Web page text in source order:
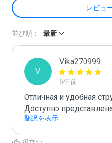
レビュ
並び順： 最新
V
Vika270999
5年前
Отличная и удобная
Доступно
翻訳を表示